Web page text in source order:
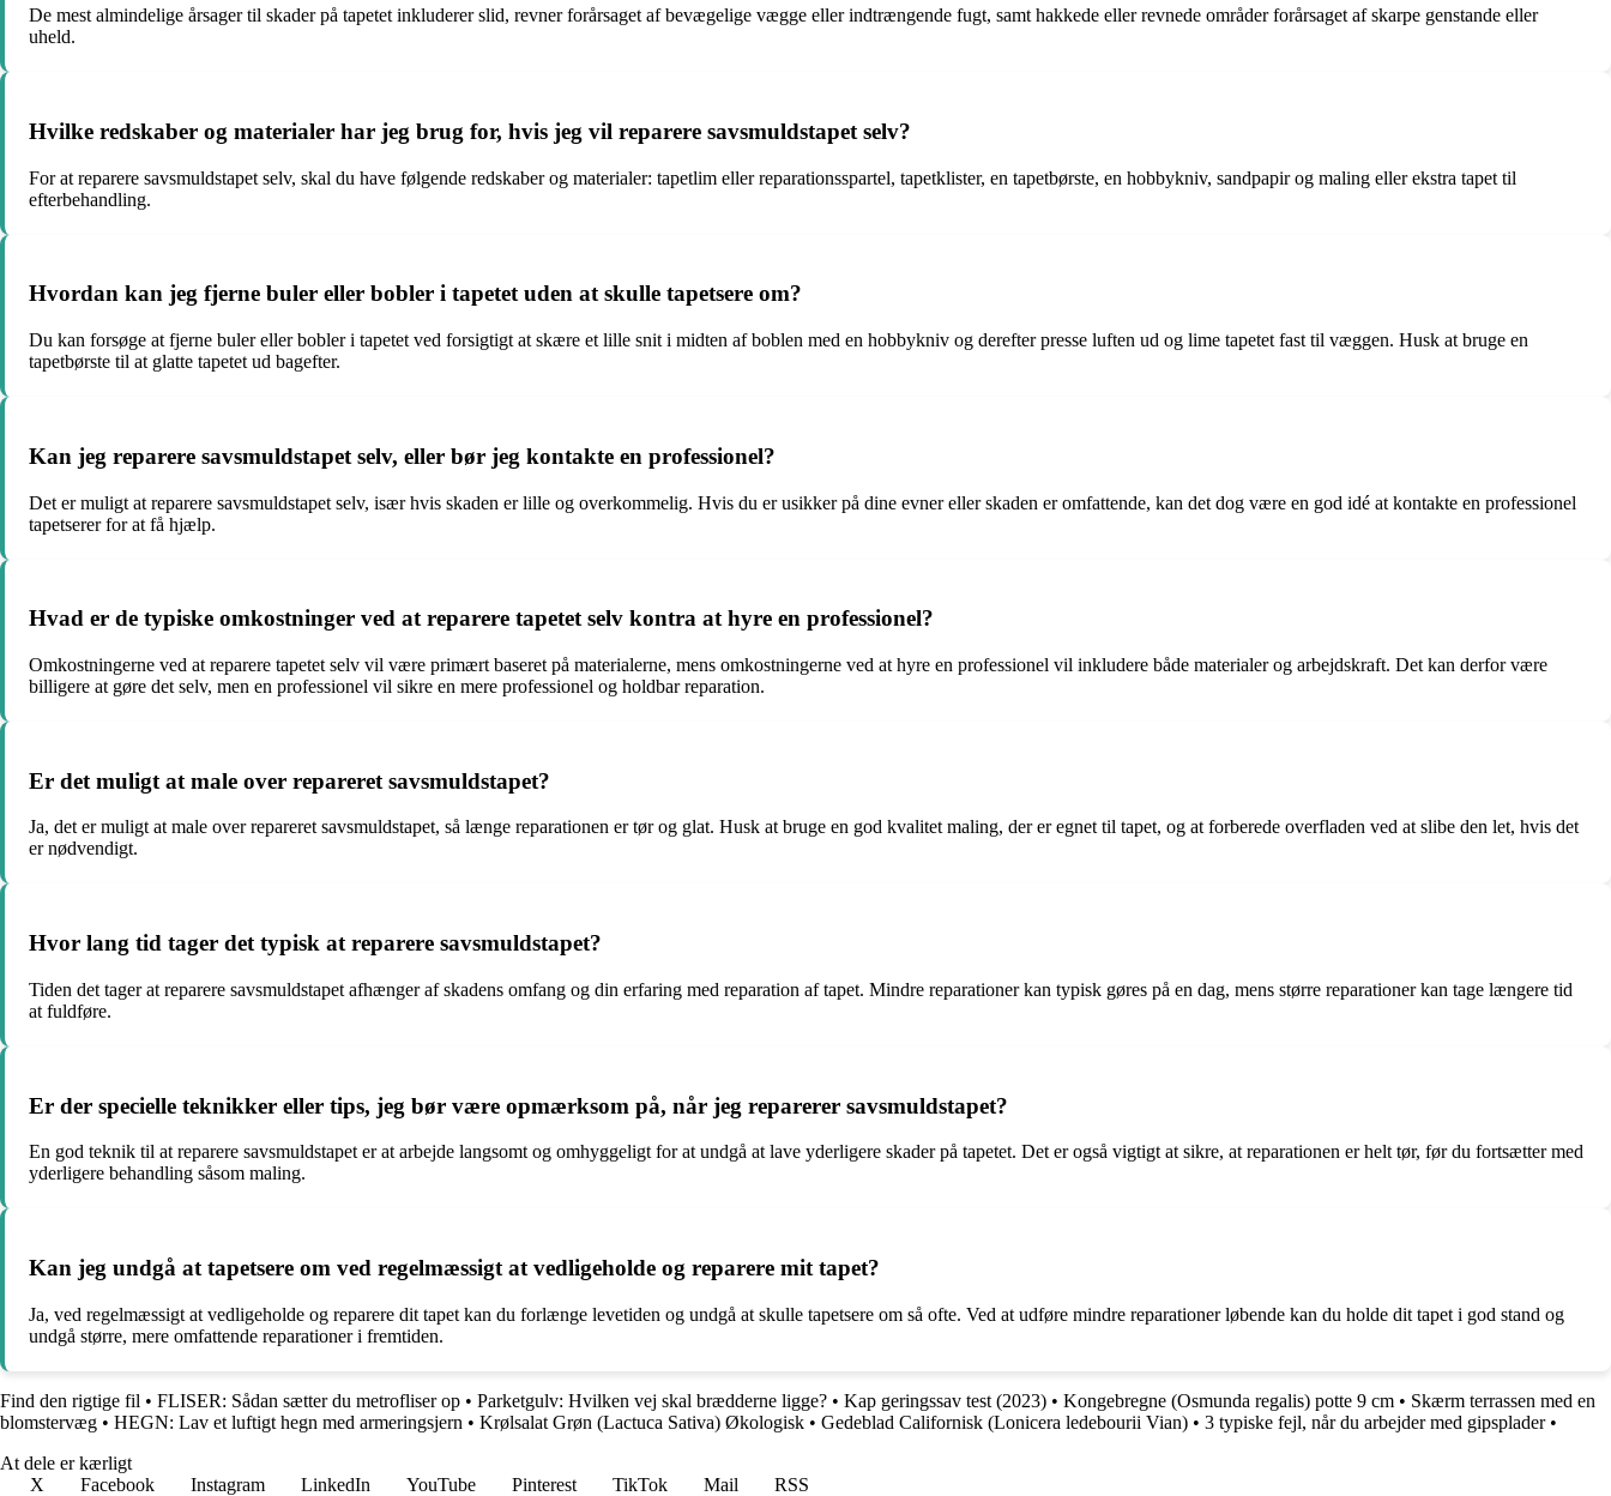
De mest almindelige årsager til skader på tapetet inkluderer slid, revner forårsaget af bevægelige vægge eller indtrængende fugt, samt hakkede eller revnede områder forårsaget af skarpe genstande eller
uheld.
Hvilke redskaber og materialer har jeg brug for, hvis jeg vil reparere savsmuldstapet selv?
For at reparere savsmuldstapet selv, skal du have følgende redskaber og materialer: tapetlim eller reparationsspartel, tapetklister, en tapetbørste, en hobbykniv, sandpapir og maling eller ekstra tapet til
efterbehandling.
Hvordan kan jeg fjerne buler eller bobler i tapetet uden at skulle tapetsere om?
Du kan forsøge at fjerne buler eller bobler i tapetet ved forsigtigt at skære et lille snit i midten af boblen med en hobbykniv og derefter presse luften ud og lime tapetet fast til væggen. Husk at bruge en
tapetbørste til at glatte tapetet ud bagefter.
Kan jeg reparere savsmuldstapet selv, eller bør jeg kontakte en professionel?
Det er muligt at reparere savsmuldstapet selv, især hvis skaden er lille og overkommelig. Hvis du er usikker på dine evner eller skaden er omfattende, kan det dog være en god idé at kontakte en professionel
tapetserer for at få hjælp.
Hvad er de typiske omkostninger ved at reparere tapetet selv kontra at hyre en professionel?
Omkostningerne ved at reparere tapetet selv vil være primært baseret på materialerne, mens omkostningerne ved at hyre en professionel vil inkludere både materialer og arbejdskraft. Det kan derfor være
billigere at gøre det selv, men en professionel vil sikre en mere professionel og holdbar reparation.
Er det muligt at male over repareret savsmuldstapet?
Ja, det er muligt at male over repareret savsmuldstapet, så længe reparationen er tør og glat. Husk at bruge en god kvalitet maling, der er egnet til tapet, og at forberede overfladen ved at slibe den let, hvis det
er nødvendigt.
Hvor lang tid tager det typisk at reparere savsmuldstapet?
Tiden det tager at reparere savsmuldstapet afhænger af skadens omfang og din erfaring med reparation af tapet. Mindre reparationer kan typisk gøres på en dag, mens større reparationer kan tage længere tid
at fuldføre.
Er der specielle teknikker eller tips, jeg bør være opmærksom på, når jeg reparerer savsmuldstapet?
En god teknik til at reparere savsmuldstapet er at arbejde langsomt og omhyggeligt for at undgå at lave yderligere skader på tapetet. Det er også vigtigt at sikre, at reparationen er helt tør, før du fortsætter med
yderligere behandling såsom maling.
Kan jeg undgå at tapetsere om ved regelmæssigt at vedligeholde og reparere mit tapet?
Ja, ved regelmæssigt at vedligeholde og reparere dit tapet kan du forlænge levetiden og undgå at skulle tapetsere om så ofte. Ved at udføre mindre reparationer løbende kan du holde dit tapet i god stand og
undgå større, mere omfattende reparationer i fremtiden.
Find den rigtige fil • FLISER: Sådan sætter du metrofliser op • Parketgulv: Hvilken vej skal brædderne ligge? • Kap geringssav test (2023) • Kongebregne (Osmunda regalis) potte 9 cm • Skærm terrassen med en
blomstervæg • HEGN: Lav et luftigt hegn med armeringsjern • Krølsalat Grøn (Lactuca Sativa) Økologisk • Gedeblad Californisk (Lonicera ledebourii Vian) • 3 typiske fejl, når du arbejder med gipsplader•
At dele er kærligt
X
Facebook Instagram LinkedIn YouTube Pinterest TikTok Mail
RSS